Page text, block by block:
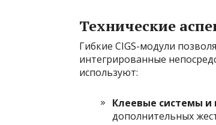
Технические
Гибкие CIGS-модули
интегрированные
используют:
Клеевые системы
дополнительных